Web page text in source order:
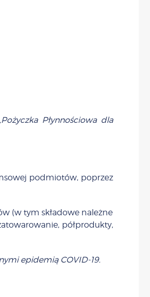
Płynnościowa dla
podmiotów, poprzez
(w tym składowe należne
półprodukty,
epidemią COVID-19.